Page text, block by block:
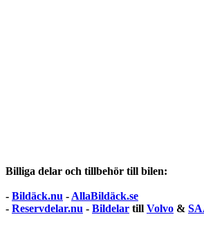
Billiga delar och tillbehör till bilen:
- Bildäck.nu - AllaBildäck.se
- Reservdelar.nu - Bildelar till Volvo &